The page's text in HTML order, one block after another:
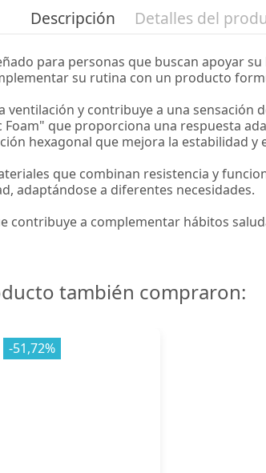
Descripción Detalles del
para personas que buscan apoyar
su rutina con un producto
y contribuye a una sensación
que proporciona una respuesta
hexagonal que mejora la estabilidad y
que combinan resistencia y
adaptándose a diferentes necesidades.
a complementar hábitos
también compraron:
-51,72%